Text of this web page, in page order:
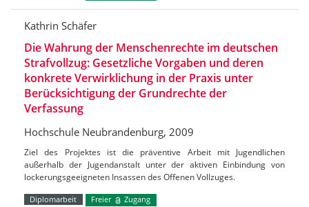
Kathrin Schäfer
Die Wahrung der Menschenrechte im deutschen
Strafvollzug: Gesetzliche Vorgaben und deren
konkrete Verwirklichung in der Praxis unter
Berücksichtigung der Grundrechte der
Verfassung
Hochschule Neubrandenburg, 2009
Ziel des Projektes ist die präventive Arbeit mit Jugendlichen
außerhalb der Jugendanstalt unter der aktiven Einbindung von
lockerungsgeeigneten Insassen des Offenen Vollzuges.
Diplomarbeit Freier Zugang